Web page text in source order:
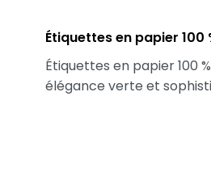
Étiquettes en papier 100
Étiquettes en papier 100
élégance verte et